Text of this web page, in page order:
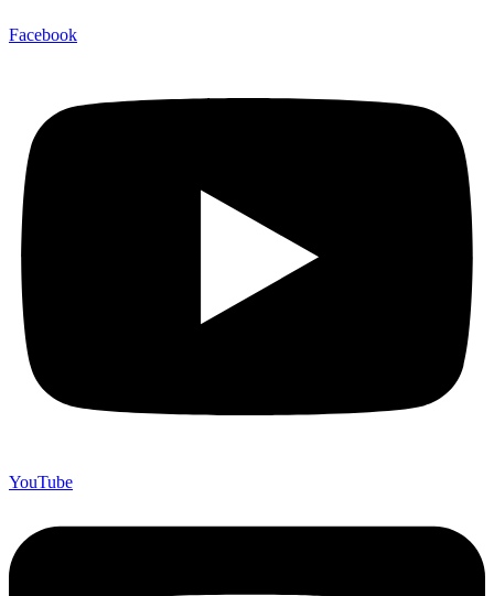
Facebook
YouTube